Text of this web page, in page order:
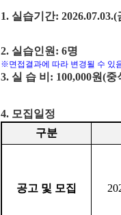
1. 실습기간: 2026.07.03.(
2. 실습인원 : 6명
※면접결과에 따라 변경될 수 있
3. 실 습 비 : 100,000원(중
4. 모집일정
구분
공고 및 모집